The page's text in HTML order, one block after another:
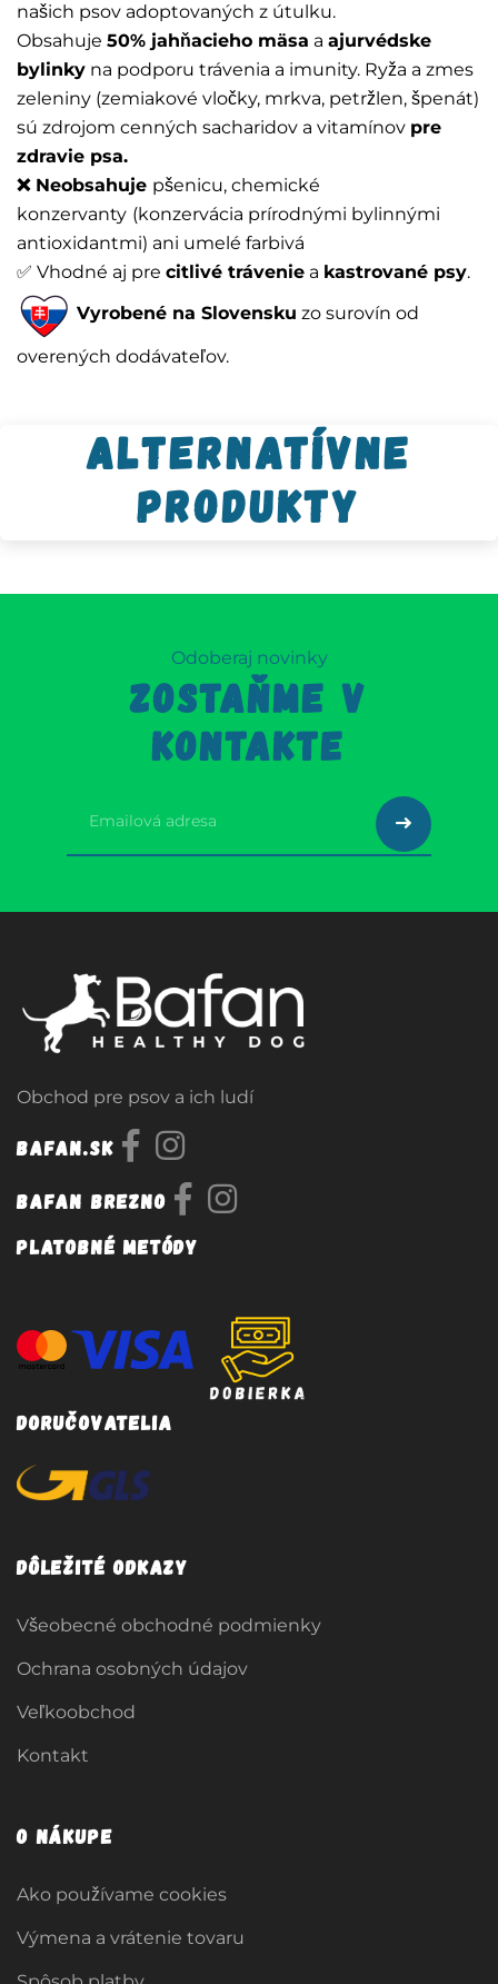
našich psov adoptovaných z útulku.
Obsahuje 50% jahňacieho mäsa a ajurvédske
bylinky na podporu trávenia a imunity. Ryža a zmes
zeleniny (zemiakové vločky, mrkva, petržlen, špenát)
sú zdrojom cenných sacharidov a vitamínov pre
zdravie psa.
❌ Neobsahuje pšenicu, chemické
konzervanty (konzervácia prírodnými bylinnými
antioxidantmi) ani umelé farbivá
✅ Vhodné aj pre citlivé trávenie a kastrované psy.
Vyrobené na Slovensku zo surovín od
overených dodávateľov.
Alternatívne
produkty
Odoberaj novinky
ZOSTAŇME V
KONTAKTE
Obchod pre psov a ich ludí
Bafan.sk
Bafan Brezno
Platobné metódy
Doručovatelia
Dôležité odkazy
Všeobecné obchodné podmienky
Ochrana osobných údajov
Veľkoobchod
Kontakt
O nákupe
Ako používame cookies
Výmena a vrátenie tovaru